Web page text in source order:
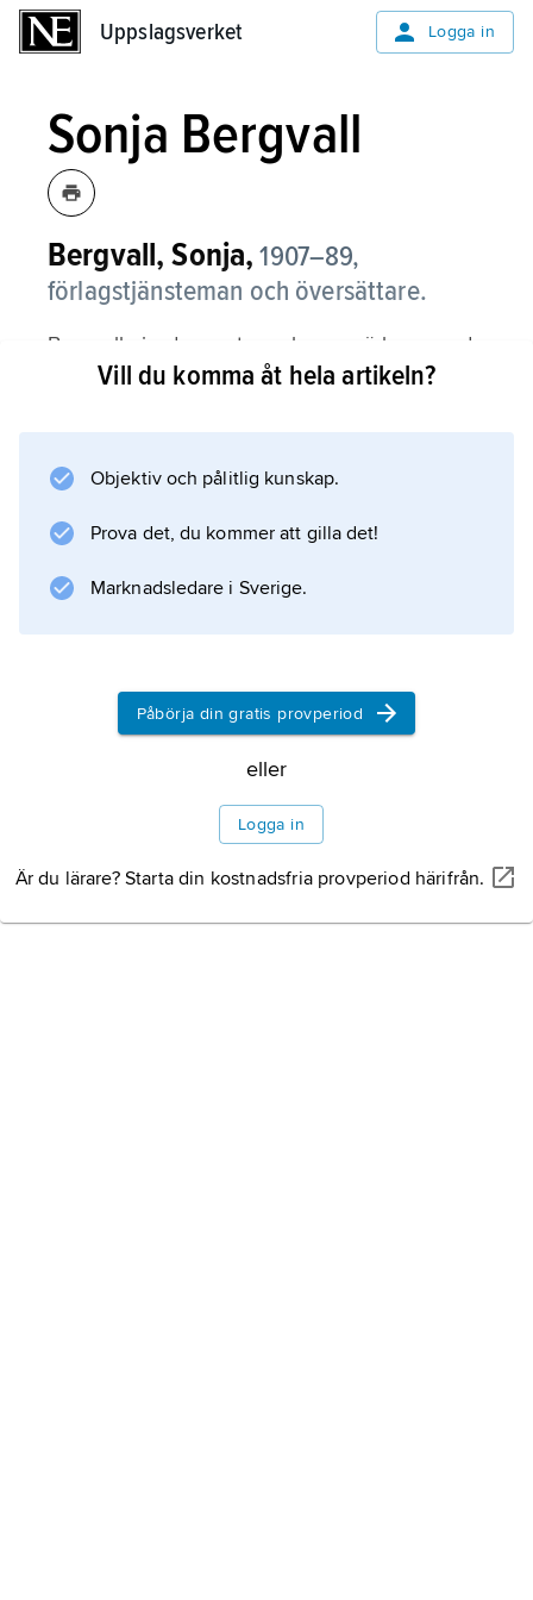
Uppslagsverket Logga in
Sonja Bergvall
Bergvall, Sonja, 1907–89,
förlagstjänsteman och översättare.
Bergvall gjorde en stor och uppmärksammad
insats genom sina noggranna översättningar
Dorothy Sayers, Jane Austen, William
Anne Tyler och Robertson Davies.
Vill du komma åt hela artikeln?
Objektiv och pålitlig kunskap.
Prova det, du kommer att gilla det!
Marknadsledare i Sverige.
Påbörja din gratis provperiod
eller
Logga in
Är du lärare? Starta din kostnadsfria provperiod härifrån.